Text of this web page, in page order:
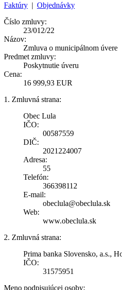
Faktúry | Objednávky
Číslo zmluvy:
23/012/22
Názov:
Zmluva o municipálnom úvere
Predmet zmluvy:
Poskytnutie úveru
Cena:
16 999,93 EUR
1. Zmluvná strana:
Obec Lula
IČO:
00587559
DIČ:
2021224007
Adresa:
55
Telefón:
366398112
E-mail:
obeclula@obeclula.sk
Web:
www.obeclula.sk
2. Zmluvná strana:
Prima banka Slovensko, a.s.,
IČO:
31575951
Meno podpisujúcej osoby: